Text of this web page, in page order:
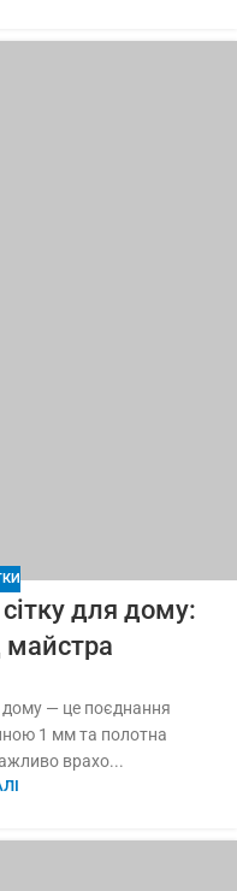
для дому:
майстра
дому — це поєднання
1 мм та полотна
врахо...